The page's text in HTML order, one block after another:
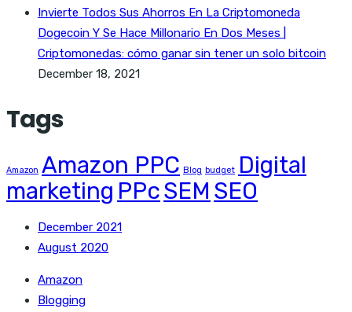
Invierte Todos Sus Ahorros En La Criptomoneda
Dogecoin Y Se Hace Millonario En Dos Meses |
Criptomonedas: cómo ganar sin tener un solo bitcoin
December 18, 2021
Tags
Amazon Amazon PPC Blog budget Digital
marketing PPcSEM SEO
December 2021
August 2020
Amazon
Blogging